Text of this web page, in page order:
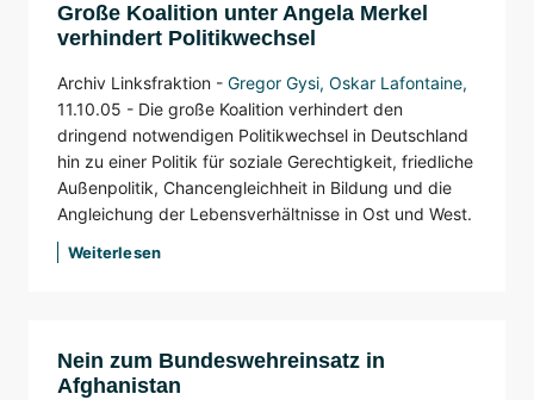
Große Koalition unter Angela Merkel
verhindert Politikwechsel
Archiv Linksfraktion - Gregor Gysi, Oskar Lafontaine,
11.10.05 - Die große Koalition verhindert den
dringend notwendigen Politikwechsel in Deutschland
hin zu einer Politik für soziale Gerechtigkeit, friedliche
Außenpolitik, Chancengleichheit in Bildung und die
Angleichung der Lebensverhältnisse in Ost und West.
Weiterlesen
Nein zum Bundeswehreinsatz in
Afghanistan